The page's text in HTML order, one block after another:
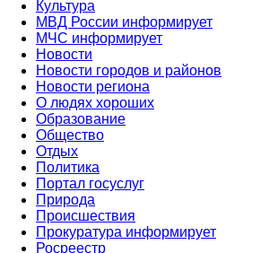
Культура
МВД России информирует
МЧС информирует
Новости
Новости городов и районов
Новости региона
О людях хороших
Образование
Общество
Отдых
Политика
Портал госуслуг
Природа
Происшествия
Прокуратура информирует
Росреестр